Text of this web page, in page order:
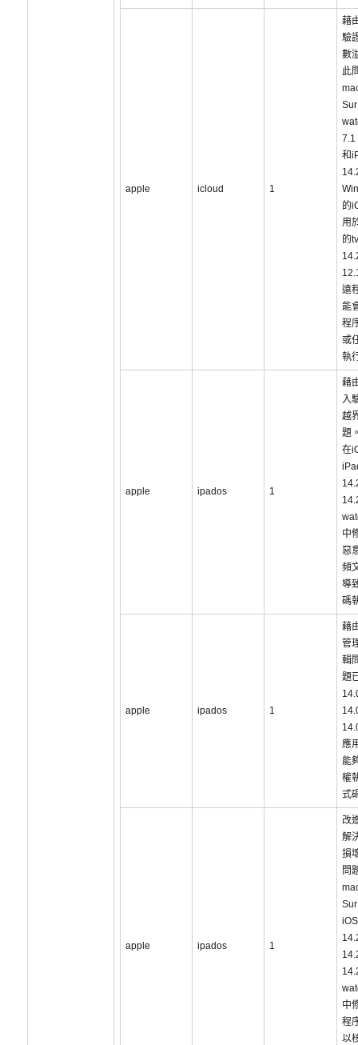
apple icloud 1
藉
驗
數
此
7.1
和
的
用
的
遠
能
程
或
執
apple ipados 1
藉
入
越
題
在
中
惡
頻
導
碼
apple ipados 1
藉
管
輯
題
應
能
權
式
apple ipados 1
改
解
損
問
iOS
中
程
以